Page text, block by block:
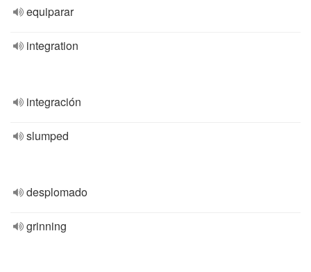
equiparar
integration
integración
slumped
desplomado
grinning